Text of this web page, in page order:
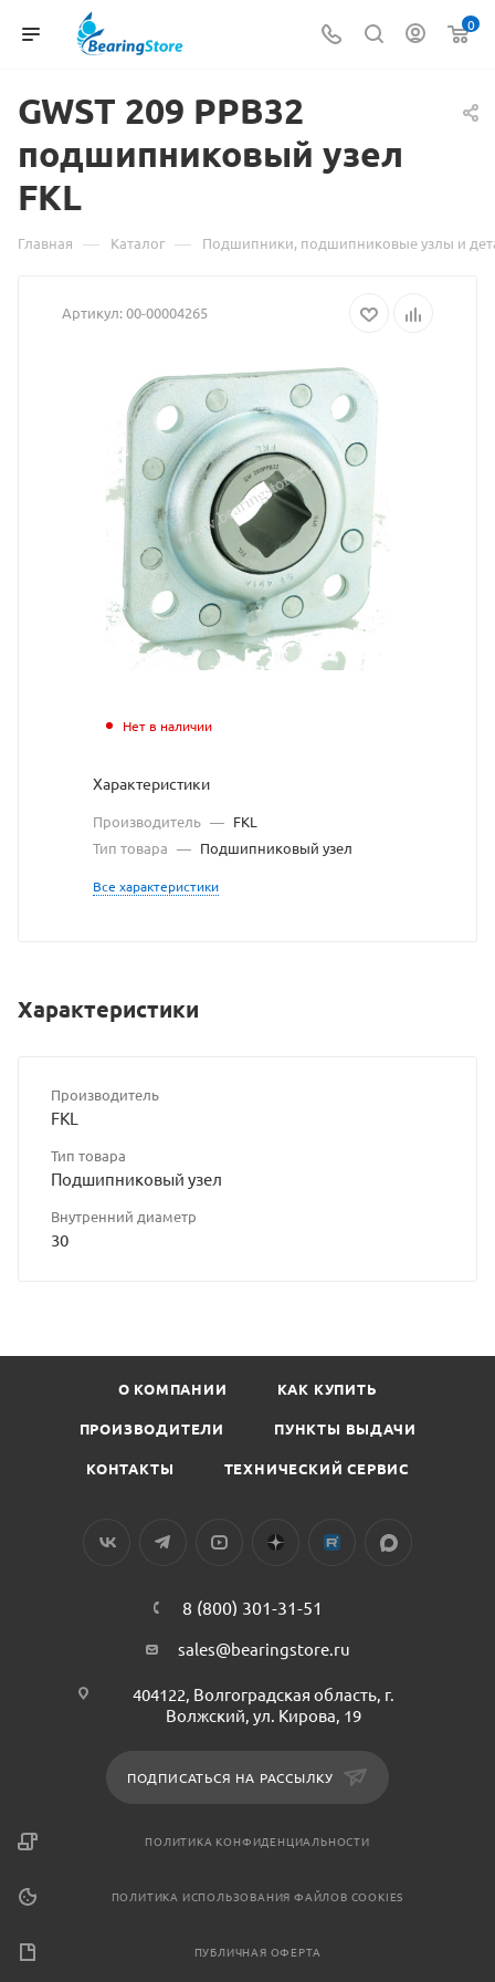
0
GWST Материал
о
GWST
PPB32
подшипниковый
узел
FKL
взят
с
сайта
https://
по
ссылке
https://
без
владельца
сайта
209 PPB32
подшипниковый узел
FKL
Главная — Каталог — Подшипники, подшипниковые узлы и
Артикул:00-00004265
Нет в наличии
Характеристики
Производитель — FKL
Тип товара — Подшипниковый узел
Все характеристики
Характеристики
Производитель
FKL
Тип товара
Подшипниковый узел
Внутренний диаметр
30
О КОМПАНИИ КАК КУПИТЬ
ПРОИЗВОДИТЕЛИ ПУНКТЫ ВЫДАЧИ
КОНТАКТЫ ТЕХНИЧЕСКИЙ СЕРВИС
8 (800) 301-31-51
sales@bearingstore.ru
404122, Волгоградская область, г.
Волжский, ул. Кирова, 19
ПОДПИСАТЬСЯ НА РАССЫЛКУ
ПОЛИТИКА КОНФИДЕНЦИАЛЬНОСТИ
ПОЛИТИКА ИСПОЛЬЗОВАНИЯ ФАЙЛОВ COOKIES
ПУБЛИЧНАЯ ОФЕРТА